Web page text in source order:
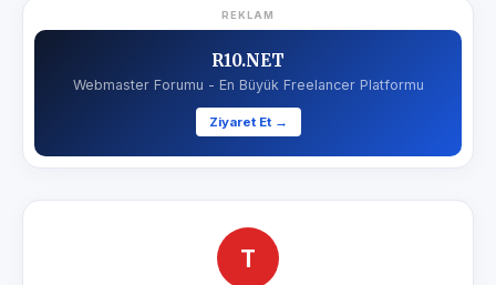
REKLAM
R10.NET
Webmaster Forumu - En Büyük Freelancer Platformu
Ziyaret Et →
T